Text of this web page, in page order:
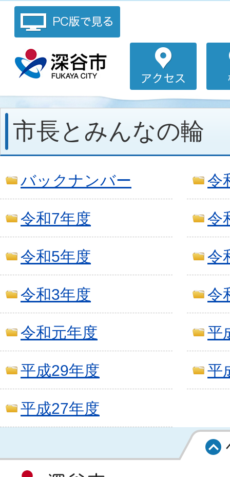
市長とみんなの輪
バックナンバー 令
令和7年度 令
令和5年度 令
令和3年度 令
令和元年度 平
平成29年度 平
平成27年度